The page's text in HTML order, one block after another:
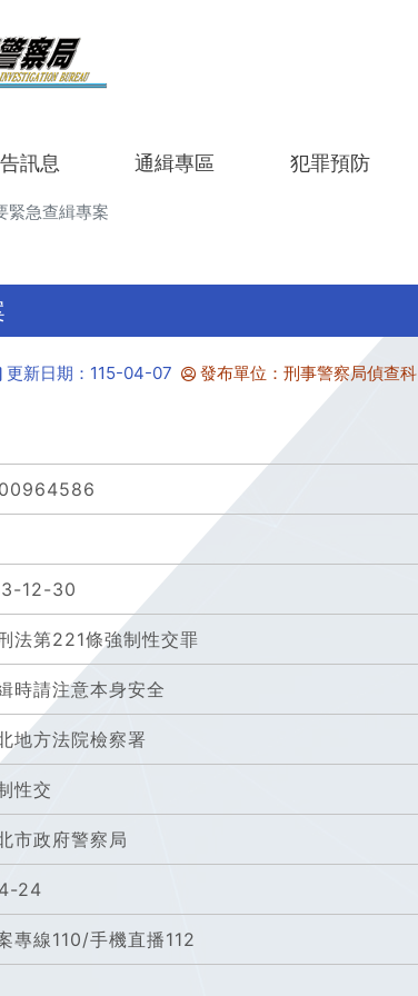
訊息 通緝專區 犯罪預防
緊急查緝專案
更新日期：115-04-07 發布單位：刑事警察局偵查科
12-30
法第221條強制性交罪
時請注意本身安全
地方法院檢察署
性交
市政府警察局
24
專線110/手機直播112